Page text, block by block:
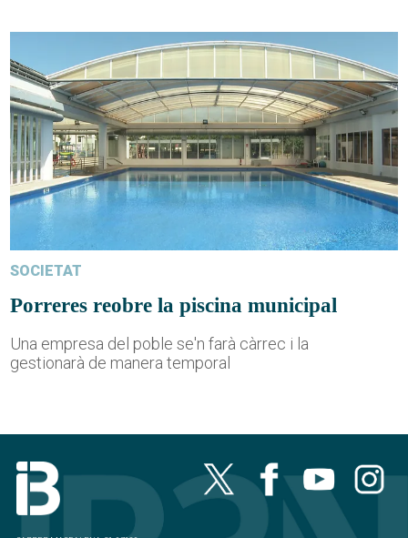
SOCIETAT
Porreres reobre la piscina municipal
Una empresa del poble se'n farà càrrec i la
gestionarà de manera temporal